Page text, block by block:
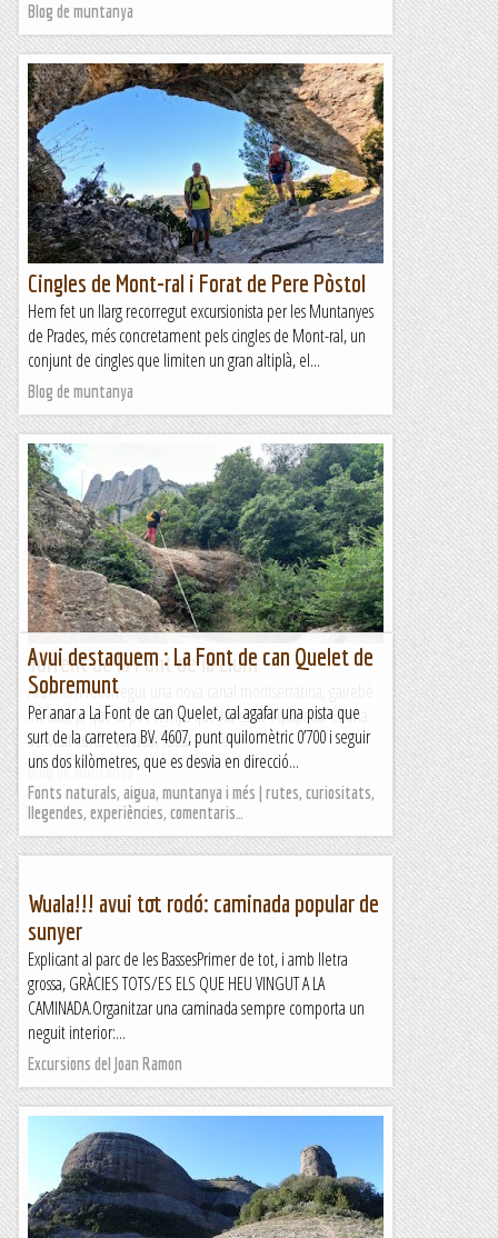
Blog de muntanya
Cingles de Mont-ral i Forat de Pere Pòstol
Hem fet un llarg recorregut excursionista per les Muntanyes
de Prades, més concretament pels cingles de Mont-ral, un
conjunt de cingles que limiten un gran altiplà, el...
Blog de muntanya
Torrent de la Font de la Llum
Avui hem recorregut una nova canal montserratina, gairebé
inèdita, ja que fa poc temps que ha estat equipada. És una
activitat curta i variada, ideal per fer...
Blog de muntanya
Avui destaquem : La Font de can Quelet de
Sobremunt
Per anar a La Font de can Quelet, cal agafar una pista que
surt de la carretera BV. 4607, punt quilomètric 0’700 i seguir
uns dos kilòmetres, que es desvia en direcció...
Fonts naturals, aigua, muntanya i més | rutes, curiositats,
llegendes, experiències, comentaris…
Wuala!!! avui tot rodó: caminada popular de
sunyer
Explicant al parc de les BassesPrimer de tot, i amb lletra
grossa, GRÀCIES TOTS/ES ELS QUE HEU VINGUT A LA
CAMINADA.Organitzar una caminada sempre comporta un
neguit interior:...
Excursions del Joan Ramon